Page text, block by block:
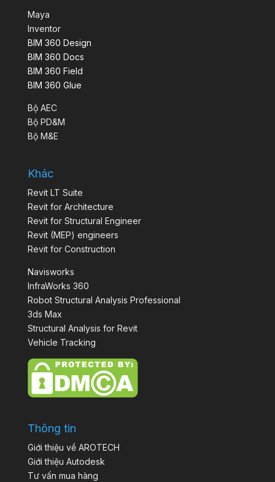
Maya
Inventor
BIM 360 Design
BIM 360 Docs
BIM 360 Field
BIM 360 Glue
Bộ AEC
Bộ PD&M
Bộ M&E
Khác
Revit LT Suite
Revit for Architecture
Revit for Structural Engineer
Revit (MEP) engineers
Revit for Construction
Navisworks
InfraWorks 360
Robot Structural Analysis Professional
3ds Max
Structural Analysis for Revit
Vehicle Tracking
Thông tin
Giới thiệu về AROTECH
Giới thiệu Autodesk
Tư vấn mua hàng